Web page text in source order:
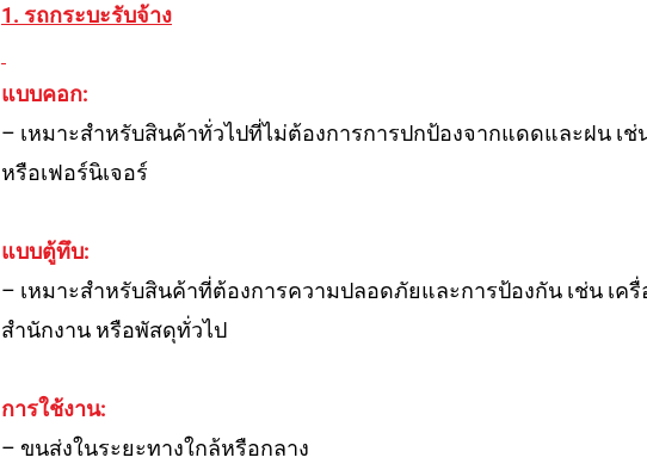
1. รถกระบะรับจ้าง
แบบคอก:
– เหมาะสำหรับสินค้าทั่วไปที่ไม่ต้องการการปกป้องจากแดดและฝน เช่
หรือเฟอร์นิเจอร์
แบบตู้ทึบ:
– เหมาะสำหรับสินค้าที่ต้องการความปลอดภัยและการป้องกัน เช่น เค
สำนักงาน หรือพัสดุทั่วไป
การใช้งาน:
– ขนส่งในระยะทางใกล้หรือกลาง